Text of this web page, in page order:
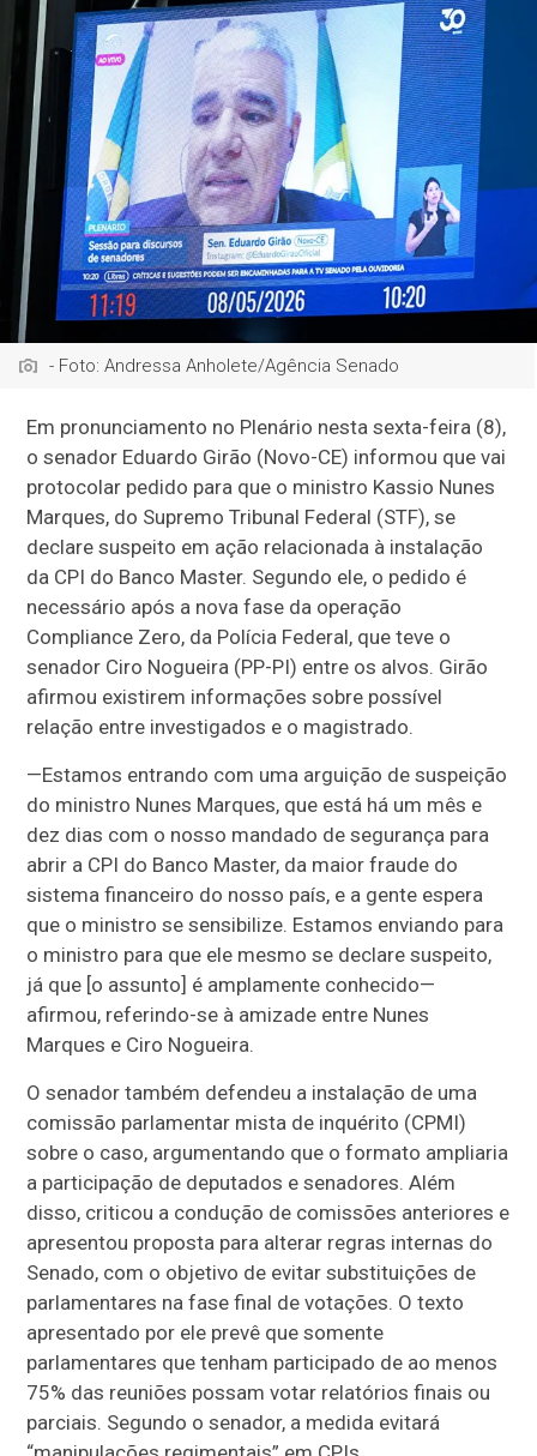
- Foto: Andressa Anholete/Agência Senado
Em pronunciamento no Plenário nesta sexta-feira (8),
o senador Eduardo Girão (Novo-CE) informou que vai
protocolar pedido para que o ministro Kassio Nunes
Marques, do Supremo Tribunal Federal (STF), se
declare suspeito em ação relacionada à instalação
da CPI do Banco Master. Segundo ele, o pedido é
necessário após a nova fase da operação
Compliance Zero, da Polícia Federal, que teve o
senador Ciro Nogueira (PP-PI) entre os alvos. Girão
afirmou existirem informações sobre possível
relação entre investigados e o magistrado.
—Estamos entrando com uma arguição de suspeição
do ministro Nunes Marques, que está há um mês e
dez dias com o nosso mandado de segurança para
abrir a CPI do Banco Master, da maior fraude do
sistema financeiro do nosso país, e a gente espera
que o ministro se sensibilize. Estamos enviando para
o ministro para que ele mesmo se declare suspeito,
já que [o assunto] é amplamente conhecido—
afirmou, referindo-se à amizade entre Nunes
Marques e Ciro Nogueira.
O senador também defendeu a instalação de uma
comissão parlamentar mista de inquérito (CPMI)
sobre o caso, argumentando que o formato ampliaria
a participação de deputados e senadores. Além
disso, criticou a condução de comissões anteriores e
apresentou proposta para alterar regras internas do
Senado, com o objetivo de evitar substituições de
parlamentares na fase final de votações. O texto
apresentado por ele prevê que somente
parlamentares que tenham participado de ao menos
75% das reuniões possam votar relatórios finais ou
parciais. Segundo o senador, a medida evitará